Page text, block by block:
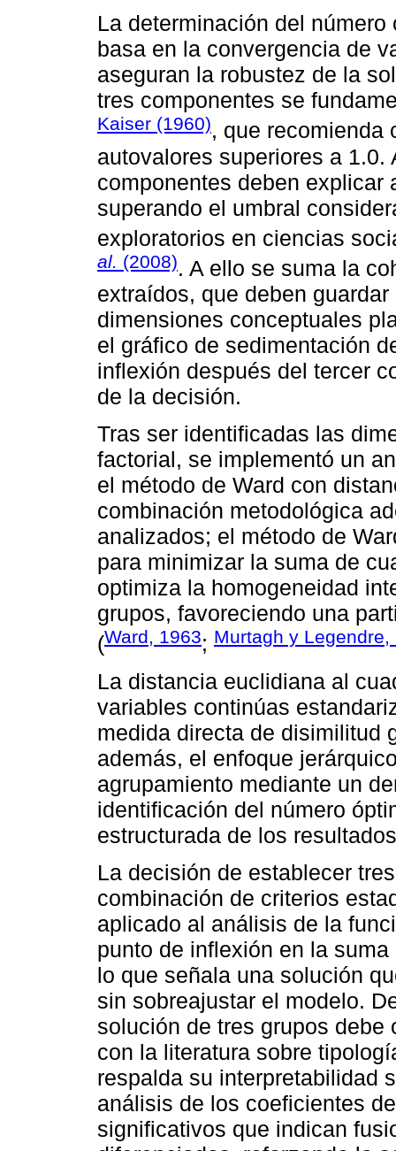
La determinación del
basa en la convergencia de
aseguran la robustez de la
tres componentes se
Kaiser (1960), que recomienda
autovalores superiores a
componentes deben explicar
superando el umbral
exploratorios en ciencias
al. (2008). A ello se suma la
extraídos, que deben
dimensiones conceptuales
el gráfico de sedimentación
inflexión después del tercer
de la decisión.
Tras ser identificadas las
factorial, se implementó un
el método de Ward con
combinación metodológica
analizados; el método de
para minimizar la suma de
optimiza la homogeneidad
grupos, favoreciendo una
(Ward, 1963; Murtagh y Legendre,
La distancia euclidiana al
variables continúas
medida directa de disimilitud
además, el enfoque
agrupamiento mediante un
identificación del número
estructurada de los
La decisión de establecer
combinación de criterios
aplicado al análisis de la
punto de inflexión en la
lo que señala una solución
sin sobreajustar el modelo.
solución de tres grupos debe
con la literatura sobre
respalda su interpretabilidad
análisis de los coeficientes
significativos que indican